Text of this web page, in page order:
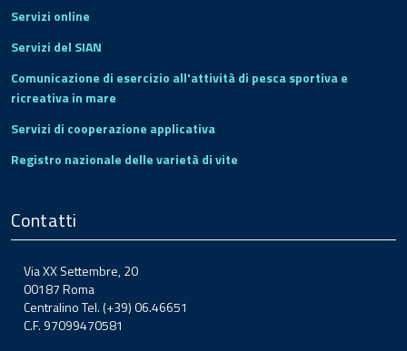
Servizi online
Servizi del SIAN
Comunicazione di esercizio all'attività di pesca sportiva e
ricreativa in mare
Servizi di cooperazione applicativa
Registro nazionale delle varietà di vite
Contatti
Via XX Settembre, 20
00187 Roma
Centralino Tel. (+39) 06.46651
C.F. 97099470581